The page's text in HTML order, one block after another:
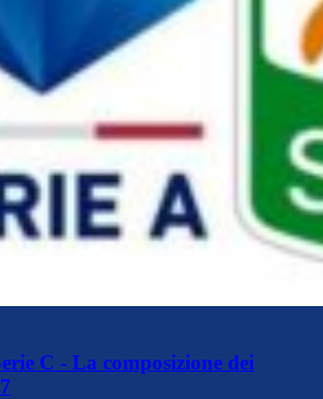
C - La composizione dei